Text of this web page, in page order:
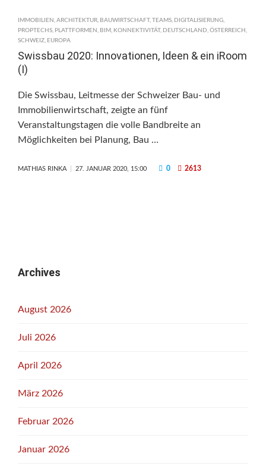
IMMOBILIEN , ARCHITEKTUR, BAUWIRTSCHAFT, TEAMS, DIGITALISIERUNG,
PROPTECHS, PLATTFORMEN , BIM, KONNEKTIVITÄT, DEUTSCHLAND, ÖSTERREICH ,
SCHWEIZ, EUROPA
Swissbau 2020: Innovationen, Ideen & ein iRoom
(I)
Die Swissbau, Leitmesse der Schweizer Bau- und
Immobilienwirtschaft, zeigte an fünf
Veranstaltungstagen die volle Bandbreite an
Möglichkeiten bei Planung, Bau …
MATHIAS RINKA 27. JANUAR 2020, 15:00 0 2613
Archives
August 2026
Juli 2026
April 2026
März 2026
Februar 2026
Januar 2026